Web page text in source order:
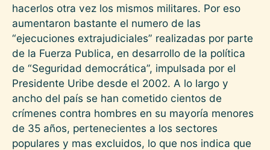
hacerlos otra vez los mismos militares. Por eso
aumentaron bastante el numero de las
“ejecuciones extrajudiciales” realizadas por parte
de la Fuerza Publica, en desarrollo de la política
de “Seguridad democrática”, impulsada por el
Presidente Uribe desde el 2002. A lo largo y
ancho del país se han cometido cientos de
crímenes contra hombres en su mayoría menores
de 35 años, pertenecientes a los sectores
populares y mas excluidos, lo que nos indica que